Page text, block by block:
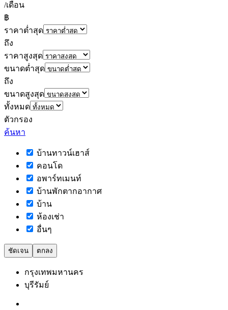
/เดือน
฿
ราคาต่ำสุด
ถึง
ราคาสูงสุด
ขนาดต่ำสุด
ถึง
ขนาดสูงสุด
ทั้งหมด
ตัวกรอง
ค้นหา
บ้านทาวน์เฮาส์
คอนโด
อพาร์ทเมนท์
บ้านพักตากอากาศ
บ้าน
ห้องเช่า
อื่นๆ
ชัดเจน ตกลง
กรุงเทพมหานคร
บุรีรัมย์